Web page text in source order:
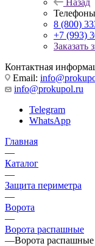
Назад
Телефоны
8 (800)
+7 (993)
Заказать
Контактная
Email:
info@prokupol.ru
Telegram
WhatsApp
Главная
—
Каталог
—
Защита периметра
—
Ворота
—
Ворота распашные
—Ворота